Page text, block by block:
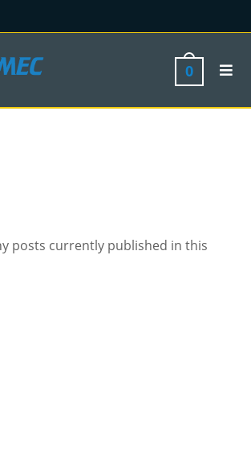
0
posts currently published in this